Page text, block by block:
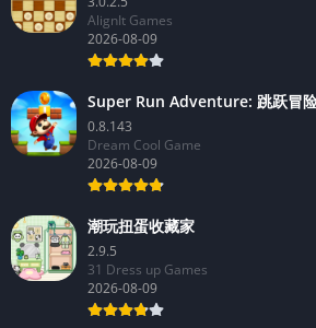
AlignIt Games
2026-08-09
Super Run Adventure: 跳跃冒
0.8.143
Dream Cool Game
2026-08-09
潮玩扭蛋收藏家
2.9.5
31 Dress up Games
2026-08-09